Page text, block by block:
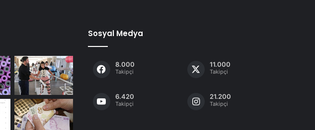
Sosyal Medya
8.000
Takipçi
11.000
Takipçi
6.420
Takipçi
21.200
Takipçi